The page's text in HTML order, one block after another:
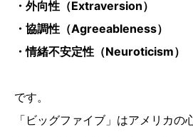
・外向性（Extraversion）
・協調性（Agreeableness）
・情緒不安定性（Neuroticism）
です。
「ビッグファイブ」はアメリカの